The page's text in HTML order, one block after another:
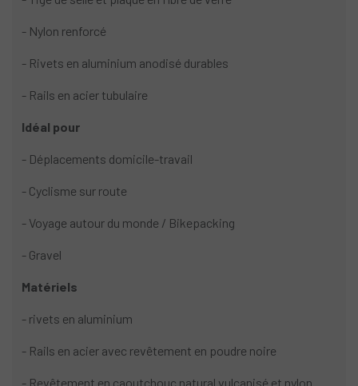
- Nylon renforcé
- Rivets en aluminium anodisé durables
- Rails en acier tubulaire
Idéal pour
- Déplacements domicile-travail
- Cyclisme sur route
- Voyage autour du monde / Bikepacking
- Gravel
Matériels
- rivets en aluminium
- Rails en acier avec revêtement en poudre noire
- Revêtement en caoutchouc natural vulcanisé et nylon